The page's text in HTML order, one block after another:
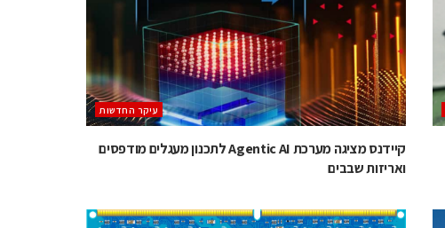
עיקר החדשות
קיידנס מציגה מערכת Agentic AI לתכנון מעגלים מודפסים
ואריזות שבבים